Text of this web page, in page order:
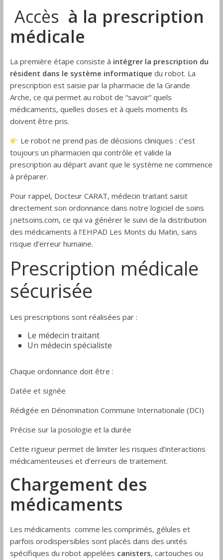
Accès à la prescription
médicale
La première étape consiste à intégrer la prescription du
résident dans le système informatique du robot. La
prescription est saisie par la pharmacie de la Grande
Arche, ce qui permet au robot de “savoir” quels
médicaments, quelles doses et à quels moments ils
doivent être pris.
Le robot ne prend pas de décisions cliniques : c’est
toujours un pharmacien qui contrôle et valide la
prescription au départ avant que le système ne commence
à préparer.
Pour rappel, Docteur CARAT, médecin traitant saisit
directement son ordonnance dans notre logiciel de soins
j.netsoins.com, ce qui va générer le suivi de la distribution
des médicaments à l’EHPAD Les Monts du Matin, sans
risque d’erreur humaine.
Prescription médicale
sécurisée
Les prescriptions sont réalisées par :
Le médecin traitant
Un médecin spécialiste
Chaque ordonnance doit être :
Datée et signée
Rédigée en Dénomination Commune Internationale (DCI)
Précise sur la posologie et la durée
Cette rigueur permet de limiter les risques d’interactions
médicamenteuses et d’erreurs de traitement.
Chargement des
médicaments
Les médicaments comme les comprimés, gélules et
parfois orodispersibles sont placés dans des unités
spécifiques du robot appelées canisters, cartouches ou